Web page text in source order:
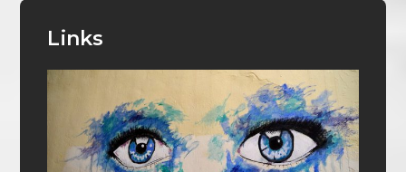
Links